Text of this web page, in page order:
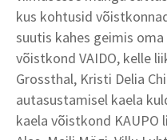
kus kohtusid
suutis kahes geimis
võistkond VAIDO, kelle
Grossthal, Kristi Delia
autasustamisel kaela
kaela võistkond KAUPO